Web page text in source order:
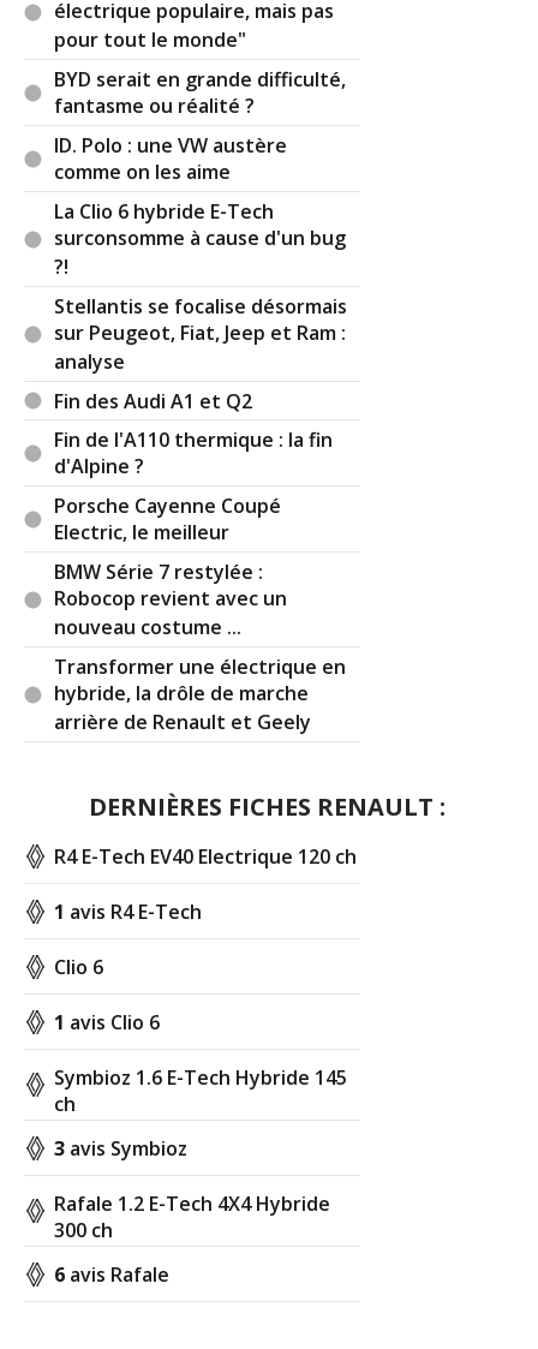
électrique populaire, mais pas
pour tout le monde"
BYD serait en grande difficulté,
fantasme ou réalité ?
ID. Polo : une VW austère
comme on les aime
La Clio 6 hybride E-Tech
surconsomme à cause d'un bug
?!
Stellantis se focalise désormais
sur Peugeot, Fiat, Jeep et Ram :
analyse
Fin des Audi A1 et Q2
Fin de l'A110 thermique : la fin
d'Alpine ?
Porsche Cayenne Coupé
Electric, le meilleur
BMW Série 7 restylée :
Robocop revient avec un
nouveau costume ...
Transformer une électrique en
hybride, la drôle de marche
arrière de Renault et Geely
DERNIÈRES FICHES RENAULT :
R4 E-Tech EV40 Electrique 120 ch
1 avis R4 E-Tech
Clio 6
1 avis Clio 6
Symbioz 1.6 E-Tech Hybride 145
ch
3 avis Symbioz
Rafale 1.2 E-Tech 4X4 Hybride
300 ch
6 avis Rafale